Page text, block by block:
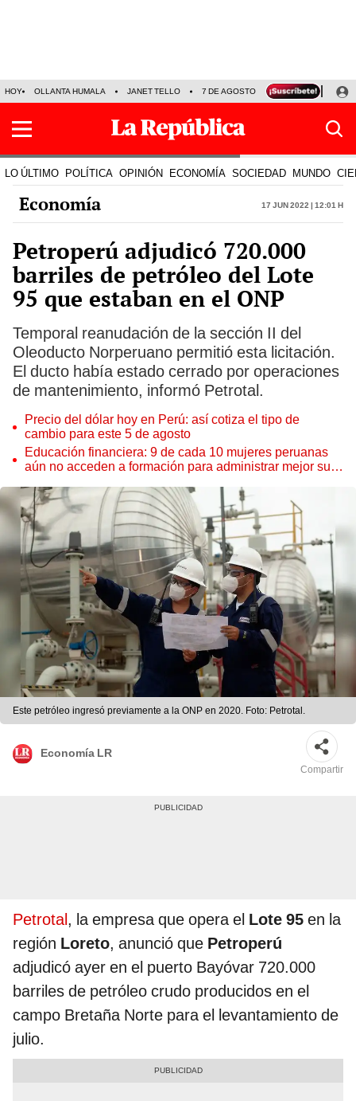
HOY OLLANTA HUMALA JANET TELLO 7 DE AGOSTO TINKA RESULTADOS
LO ÚLTIMO POLÍTICA OPINIÓN ECONOMÍA SOCIEDAD MUNDO
Economía 17 Jun 2022 | 12:01 h
Petroperú adjudicó 720.000
barriles de petróleo del Lote
95 que estaban en el ONP
Temporal reanudación de la sección II del
Oleoducto Norperuano permitió esta licitación.
El ducto había estado cerrado por operaciones
de mantenimiento, informó Petrotal.
Precio del dólar hoy en Perú: así cotiza el tipo de
cambio para este 5 de agosto
Educación financiera: 9 de cada 10 mujeres peruanas
aún no acceden a formación para administrar mejor su
Este petróleo ingresó previamente a la ONP en 2020. Foto: Petrotal.
Economía LR
Compartir
Petrotal, la empresa que opera el Lote 95 en la
región Loreto, anunció que Petroperú
adjudicó ayer en el puerto Bayóvar 720.000
barriles de petróleo crudo producidos en el
campo Bretaña Norte para el levantamiento de
julio.